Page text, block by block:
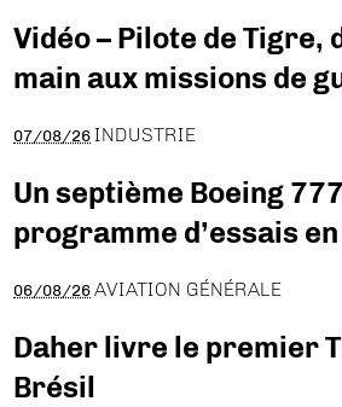
Vidéo – Pilote de Tigre,
main aux missions de
07/08/26 INDUSTRIE
Un septième Boeing
programme d’essais
06/08/26 AVIATION GÉNÉRALE
Daher livre le premier
Brésil